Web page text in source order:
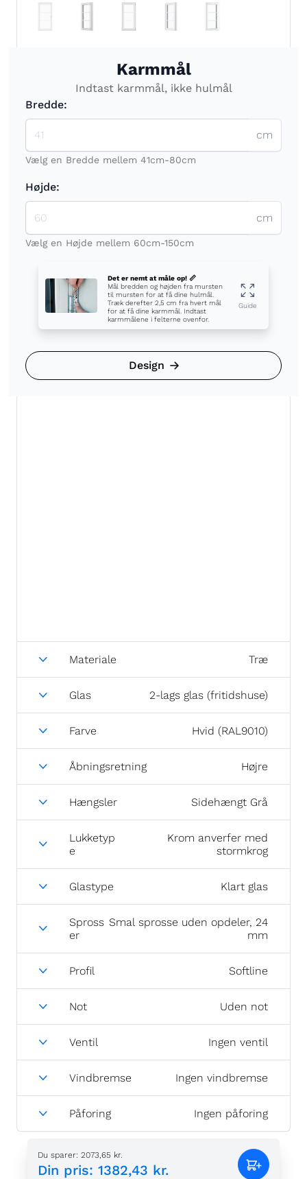
Karmmål
Indtast karmmål, ikke hulmål
Bredde:
cm
Vælg en Bredde mellem 41cm-80cm
Højde:
cm
Vælg en Højde mellem 60cm-150cm
Det er nemt at måle op! 📏
Mål bredden og højden fra mursten
til mursten for at få dine hulmål.
Træk derefter 2,5 cm fra hvert mål
for at få dine karmmål. Indtast
karmmålene i felterne ovenfor.
Guide
Design
Materiale Træ
Glas 2-lags glas (fritidshuse)
Farve Hvid (RAL9010)
Åbningsretning Højre
Hængsler Sidehængt Grå
Lukketyp
e
Krom anverfer med
stormkrog
Glastype Klart glas
Spross
er
Smal sprosse uden opdeler, 24
mm
Profil Softline
Not Uden not
Ventil Ingen ventil
Vindbremse Ingen vindbremse
Påforing Ingen påforing
Du sparer: 2073,65 kr.
Din pris: 1382,43 kr.